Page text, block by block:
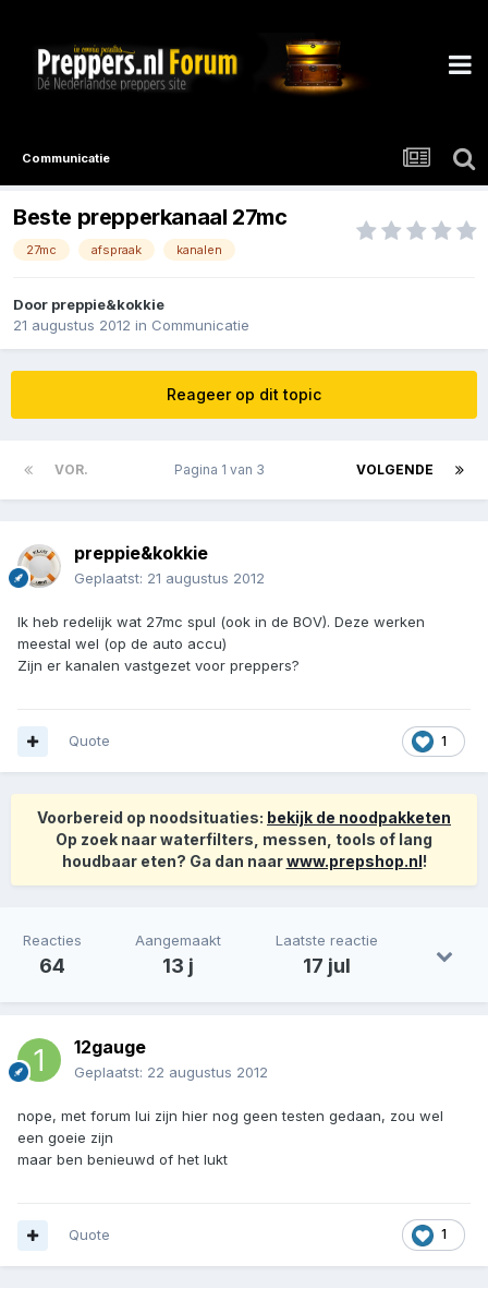
Communicatie
Beste prepperkanaal 27mc
27mc afspraak kanalen
Door preppie&kokkie
21 augustus 2012 in Communicatie
Reageer op dit topic
VOR. VOLGENDE
Pagina 1 van 3
preppie&kokkie
Geplaatst: 21 augustus 2012
Ik heb redelijk wat 27mc spul (ook in de BOV). Deze werken
meestal wel (op de auto accu)
Zijn er kanalen vastgezet voor preppers?
1
Quote
Voorbereid op noodsituaties: bekijk de noodpakketen
Op zoek naar waterfilters, messen, tools of lang
houdbaar eten? Ga dan naarwww.prepshop.nl!
Reacties
64
Aangemaakt
13 j
Laatste reactie
17 jul
12gauge
Geplaatst: 22 augustus 2012
nope, met forum lui zijn hier nog geen testen gedaan, zou wel
een goeie zijn
maar ben benieuwd of het lukt
1
Quote